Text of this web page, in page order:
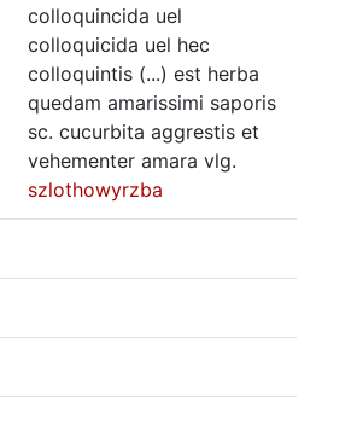
colloquincida uel
colloquicida uel hec
colloquintis (...) est herba
quedam amarissimi saporis
sc. cucurbita aggrestis et
vehementer amara vlg.
szlothowyrzba